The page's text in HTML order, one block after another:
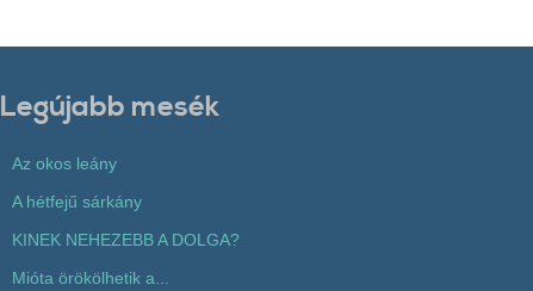
Legújabb mesék
Az okos leány
A hétfejű sárkány
KINEK NEHEZEBB A DOLGA?
Mióta örökölhetik a...